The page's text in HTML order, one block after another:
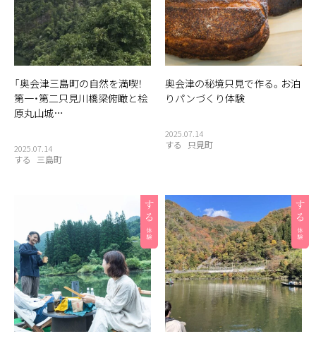
「奥会津三島町の自然を満喫！
第一・第二只見川橋梁俯瞰と桧
原丸山城…
2025.07.14
する 三島町
奥会津の秘境只見で作る。お泊
りパンづくり体験
2025.07.14
する 只見町